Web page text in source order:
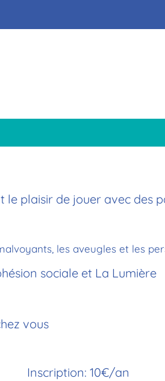
plaisir de jouer avec des
les aveugles et les
sociale et La Lumière
vous
Inscription: 10€/an